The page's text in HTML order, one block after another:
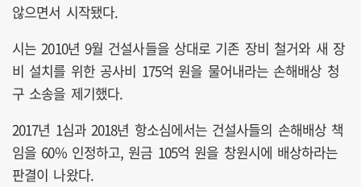
않으면서 시작됐다.
시는 2010년 9월 건설사들을 상대로 기존 장비 철거와 새 장
비 설치를 위한 공사비 175억 원을 물어내라는 손해배상 청
구 소송을 제기했다.
2017년 1심과 2018년 항소심에서는 건설사들의 손해배상 책
임을 60% 인정하고, 원금 105억 원을 창원시에 배상하라는
판결이 나왔다.